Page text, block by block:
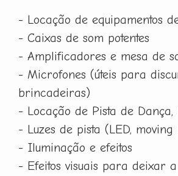
- Locação de equipamentos
- Caixas de som potentes
- Amplificadores e mesa de
- Microfones (úteis para
brincadeiras)
- Locação de Pista de Dança,
- Luzes de pista (LED, moving
- Iluminação e efeitos
- Efeitos visuais para deixar